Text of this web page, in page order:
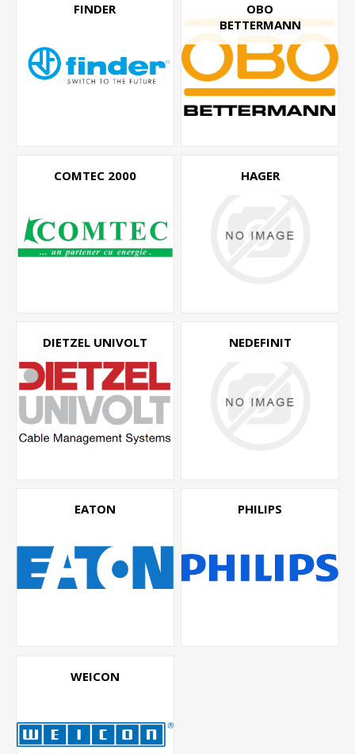
FINDER
OBO
BETTERMANN
COMTEC 2000 HAGER
DIETZEL UNIVOLT NEDEFINIT
EATON PHILIPS
WEICON